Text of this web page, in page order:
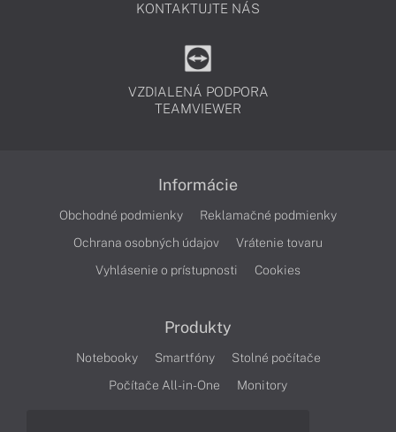
KONTAKTUJTE NÁS
VZDIALENÁ PODPORA
TEAMVIEWER
Informácie
Obchodné podmienky
Reklamačné podmienky
Ochrana osobných údajov
Vrátenie tovaru
Vyhlásenie o prístupnosti
Cookies
Produkty
Notebooky Smartfóny
Stolné počítače
Počítače All-in-One
Monitory